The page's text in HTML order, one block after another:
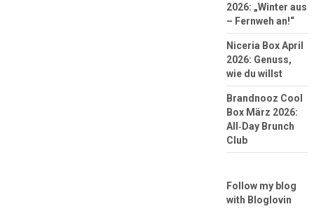
2026: „Winter aus
– Fernweh an!“
Niceria Box April
2026: Genuss,
wie du willst
Brandnooz Cool
Box März 2026:
All‑Day Brunch
Club
Follow my blog
with Bloglovin